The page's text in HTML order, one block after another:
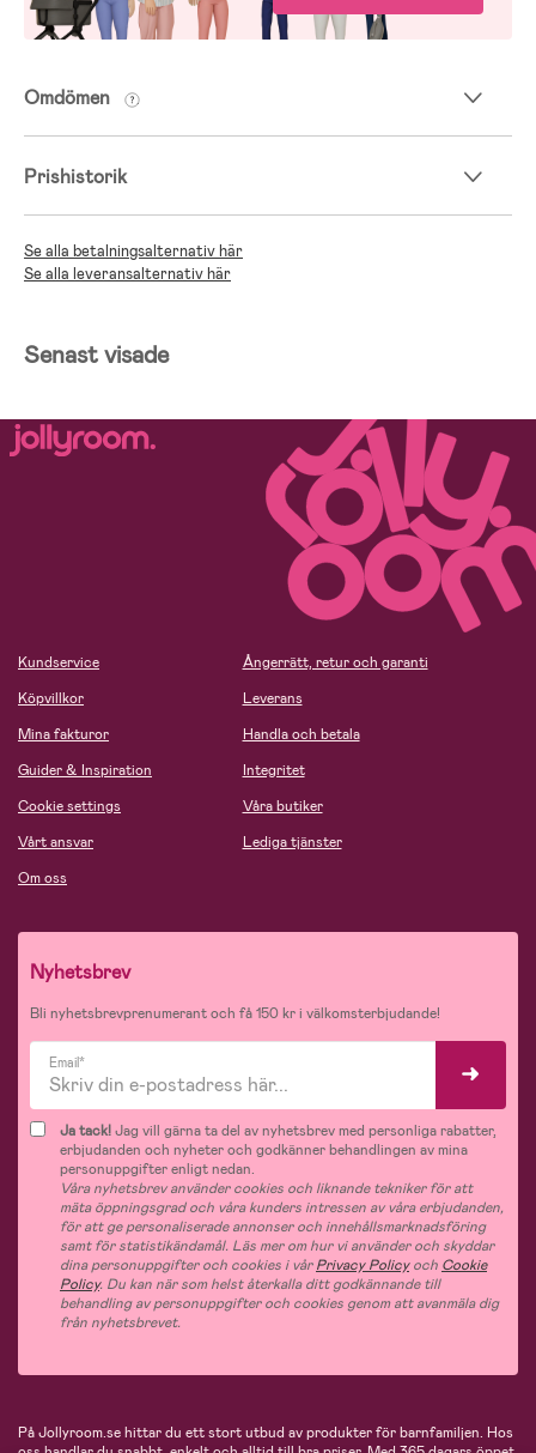
Omdömen
Prishistorik
Se alla betalningsalternativ här
Se alla leveransalternativ här
Senast visade
Kundservice
Köpvillkor
Mina fakturor
Guider & Inspiration
Cookie settings
Vårt ansvar
Om oss
Ångerrätt, retur och garanti
Leverans
Handla och betala
Integritet
Våra butiker
Lediga tjänster
Nyhetsbrev
Bli nyhetsbrevprenumerant och få 150 kr i välkomsterbjudande!
Email*
Ja tack!Jag vill gärna ta del av nyhetsbrev med personliga rabatter,
erbjudanden och nyheter och godkänner behandlingen av mina
personuppgifter enligt nedan.
Våra nyhetsbrev använder cookies och liknande tekniker för att
mäta öppningsgrad och våra kunders intressen av våra erbjudanden,
för att ge personaliserade annonser och innehållsmarknadsföring
samt för statistikändamål. Läs mer om hur vi använder och skyddar
dina personuppgifter och cookies i vårPrivacy Policyoch Cookie
Policy. Du kan när som helst återkalla ditt godkännande till
behandling av personuppgifter och cookies genom att avanmäla dig
från nyhetsbrevet.
På Jollyroom.se hittar du ett stort utbud av produkter för barnfamiljen. Hos